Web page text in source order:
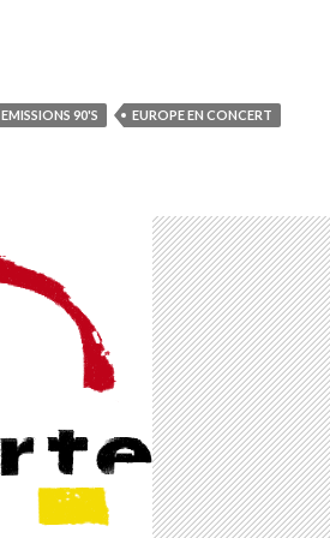
EMISSIONS 90'S
EUROPE EN CONCERT